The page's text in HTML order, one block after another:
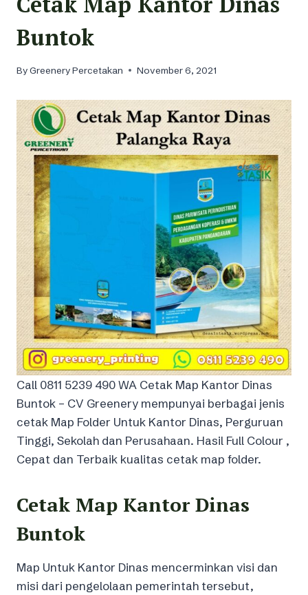
Buntok
ByGreenery Percetakan November 6, 2021
Call 0811 5239 490 WA Cetak Map Kantor Dinas
Buntok – CV Greenery mempunyai berbagai jenis
cetak Map Folder Untuk Kantor Dinas, Perguruan
Tinggi, Sekolah dan Perusahaan. Hasil Full Colour ,
Cepat dan Terbaik kualitas cetak map folder.
Cetak Map Kantor Dinas
Buntok
Map Untuk Kantor Dinas mencerminkan visi dan
misi dari pengelolaan pemerintah tersebut,